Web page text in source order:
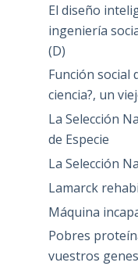
El diseño
ingeniería
(D)
Función social
ciencia?, un
La Selección
de Especie
La Selección
Lamarck
Máquina
Pobres
vuestros